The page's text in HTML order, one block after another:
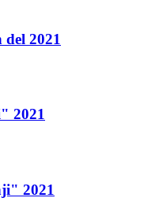
2021
2021
2021